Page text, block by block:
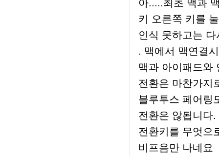
아.....최초 맥과
키 오른쪽 키를
인식 못하고는
. 맥에서 맥연결
맥과 아이패드와
전환은 마찬가지
블루투스 페어링
전환은 않됩니다.
전환키를 무엇으
비프음만 나네요